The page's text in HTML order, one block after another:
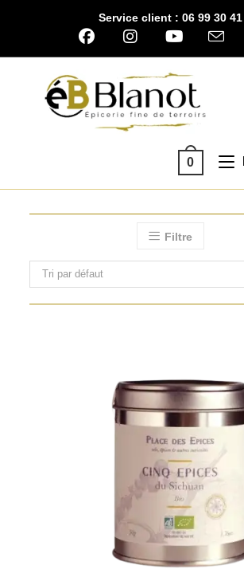
Service client : 06 99 30 41
0
Filtre
Tri par défaut